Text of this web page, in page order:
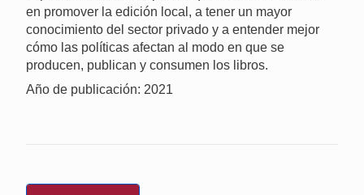
en promover la edición local, a tener un mayor
conocimiento del sector privado y a entender mejor
cómo las políticas afectan al modo en que se
producen, publican y consumen los libros.
Año de publicación: 2021